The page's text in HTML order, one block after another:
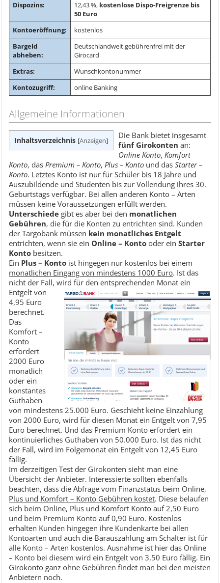
Dispozins:
12,43 %, kostenlose Dispo-Freigrenze bis
50 Euro
Kontoeröffnung:
kostenlos
Bargeld
abheben:
Deutschlandweit gebührenfrei mit der
Girocard
Extras:
Wunschkontonummer
Kontozugriff:
online Banking
Allgemeine Informationen
Inhaltsverzeichnis [Anzeigen]
Die Bank bietet insgesamt
fünf Girokonten an:
Online Konto,Komfort
Konto, dasPremium – Konto,Plus – Konto und das Starter –
Konto. Letztes Konto ist nur für Schüler bis 18 Jahre und
Auszubildende und Studenten bis zur Vollendung ihres 30.
Geburtstags verfügbar. Bei allen anderen Konto – Arten
müssen keine Voraussetzungen erfüllt werden.
Unterschiede gibt es aber bei den monatlichen
Gebühren, die für die Konten zu entrichten sind. Kunden
der Targobank müssen kein monatliches Entgelt
entrichten, wenn sie ein Online – Konto oder einStarter
Konto besitzen.
Ein Plus – Konto ist hingegen nur kostenlos bei einem
monatlichen Eingang von mindestens 1000 Euro. Ist das
nicht der Fall, wird für denentsprechenden Monat ein
Entgelt von
4,95 Euro
berechnet.
Das
Komfort –
Konto
erfordert
2000 Euro
monatlich
oder ein
konstantes
Guthaben
von mindestens 25.000 Euro. Geschieht keine Einzahlung
von 2000 Euro, wird für diesen Monat ein Entgelt von 7,95
Euro berechnet. Und das Premium Konto erfordert ein
kontinuierliches Guthaben von 50.000 Euro. Ist das nicht
der Fall, wird im Folgemonat ein Entgelt von 12,45 Euro
fällig.
Im derzeitigen Test der Girokonten sieht man eine
Übersicht der Anbieter. Interessierte sollten ebenfalls
beachten, dass die Abfrage vom Finanzstatus beim Online,
Plus und Komfort – Konto Gebühren kostet. Diese belaufen
sich beim Online, Plus und Komfort Konto auf 2,50 Euro
und beim Premium Konto auf 0,90 Euro. Kostenlos
erhalten Kunden hingegen ihre Kundenkarte bei allen
Kontoarten und auch die Barauszahlung am Schalter ist für
alle Konto – Arten kostenlos. Ausnahme ist hier das Online
– Konto bei diesem wird ein Entgelt von 3,50 Euro fällig. Ein
Girokonto ganz ohne Gebühren findet man bei den meisten
Anbietern noch.